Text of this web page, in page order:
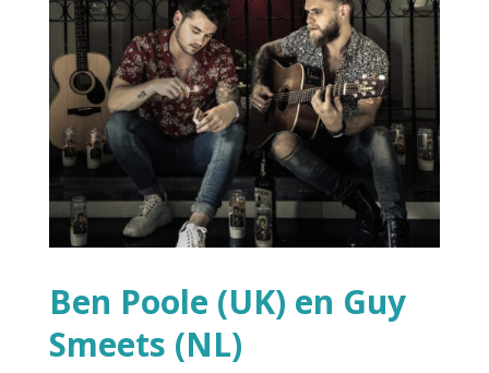
Ben Poole (UK) en Guy
Smeets (NL)